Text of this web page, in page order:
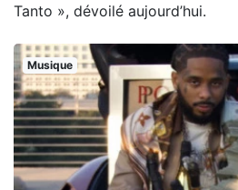
Tanto », dévoilé aujourd’hui.
Musique